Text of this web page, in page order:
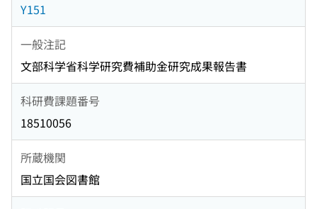
Y151
一般注記
文部科学省科学研究費補助金研究成果報告書
科研費課題番号
18510056
所蔵機関
国立国会図書館